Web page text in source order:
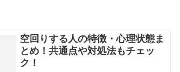
空回りする人の特徴・心理状態ま
とめ！共通点や対処法もチェッ
ク！